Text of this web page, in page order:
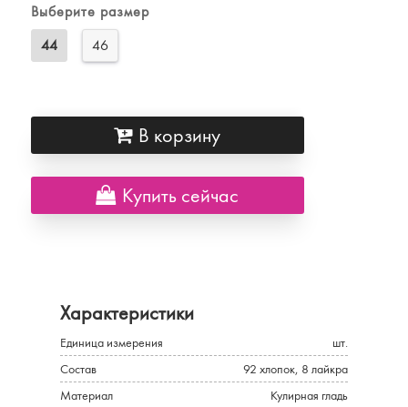
Выберите размер
44
46
В корзину
Купить сейчас
Характеристики
Единица измерения
шт.
Состав
92 хлопок, 8 лайкра
Материал
Кулирная гладь